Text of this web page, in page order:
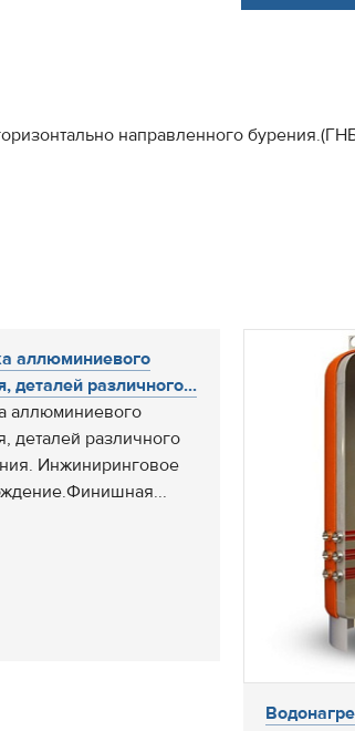
направленного
аллюминиевого
деталей различного...
аллюминиевого
деталей различного
Инжиниринговое